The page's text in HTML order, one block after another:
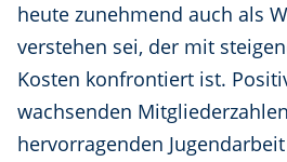
heute zunehmend auch als
verstehen sei, der mit
Kosten konfrontiert ist.
wachsenden
hervorragenden